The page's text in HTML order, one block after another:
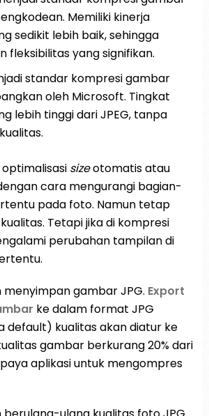
Memiliki kinerja
sedikit lebih baik, sehingga
fleksibilitas yang signifikan.
standar kompresi gambar
oleh Microsoft. Tingkat
lebih tinggi dari JPEG, tanpa
sizeotomatis atau
cara mengurangi bagian-
pada foto. Namun tetap
Tetapi jika di kompresi
perubahan tampilan di
menyimpan gambar JPG. Export
ke dalam format JPG
default) kualitas akan diatur ke
gambar berkurang 20% dari
aplikasi untuk mengompres